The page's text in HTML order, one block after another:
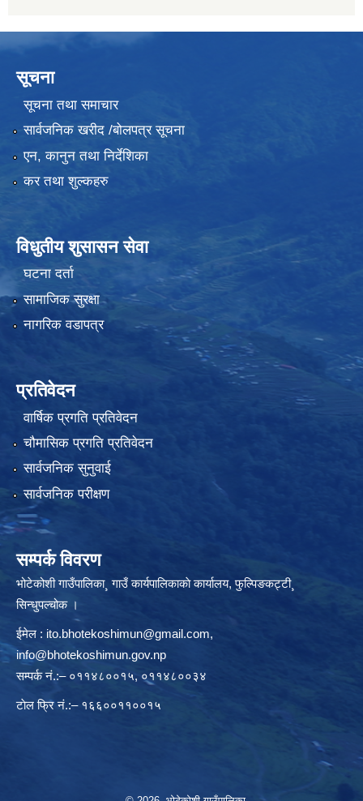
सूचना
सूचना तथा समाचार
सार्वजनिक खरीद /बोलपत्र सूचना
एन, कानुन तथा निर्देशिका
कर तथा शुल्कहरु
विधुतीय शुसासन सेवा
घटना दर्ता
सामाजिक सुरक्षा
नागरिक वडापत्र
प्रतिवेदन
वार्षिक प्रगति प्रतिवेदन
चौमासिक प्रगति प्रतिवेदन
सार्वजनिक सुनुवाई
सार्वजनिक परीक्षण
सम्पर्क विवरण
भोटेकोशी गाउँपालिका¸ गाउँ कार्यपालिकाकाे कार्यालय, फुल्पिङकट्टी¸
सिन्धुपल्चोक ।
ईमेल : ito.bhotekoshimun@gmail.com,
info@bhotekoshimun.gov.np
सम्पर्क नं.:– ०११४८००१५, ०११४८००३४
टाेल फ्रि नं.:– १६६००११००१५